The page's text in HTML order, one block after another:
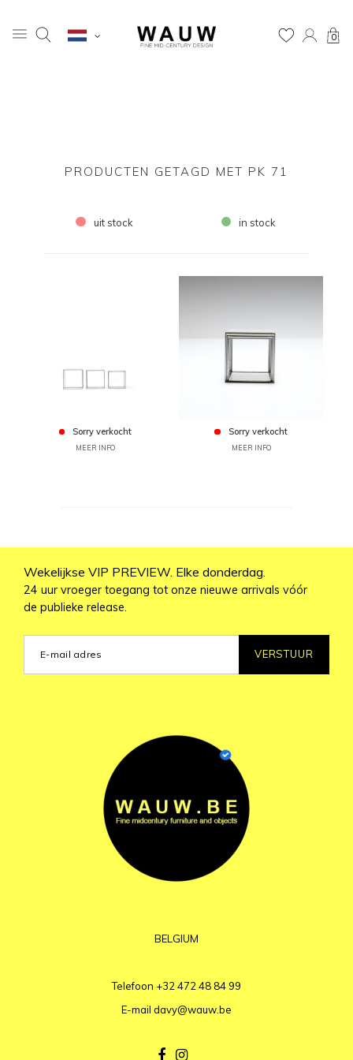
0
PRODUCTEN GETAGD MET PK 71
uit stock in stock
Sorry verkocht
MEER INFO
Sorry verkocht
MEER INFO
Wekelijkse VIP PREVIEW. Elke donderdag.
24 uur vroeger toegang tot onze nieuwe arrivals vóór
de publieke release.
VERSTUUR
BELGIUM
Telefoon +32 472 48 84 99
E-mail davy@wauw.be